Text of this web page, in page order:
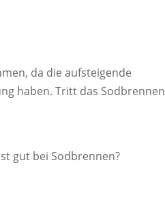
da die aufsteigende
haben. Tritt das Sodbrennen